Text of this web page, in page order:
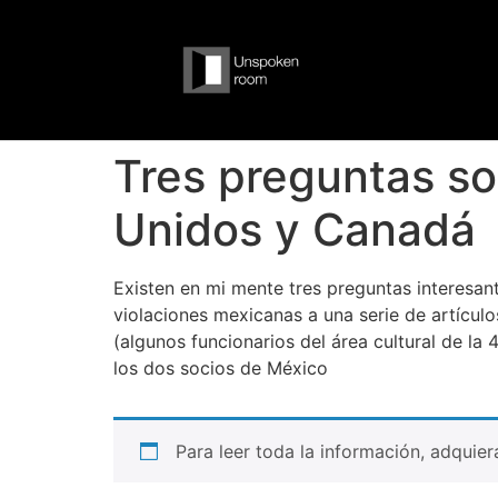
Tres preguntas
Unidos y Canadá
Existen en mi mente tres preguntas
violaciones mexicanas a una serie de
(algunos funcionarios del área cultural de la
los dos socios de México
Para leer toda la información,